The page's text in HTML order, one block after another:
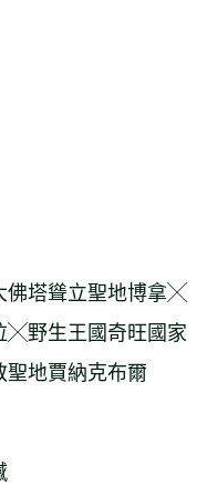
佛塔聳立聖地博拿╳
╳野生王國奇旺國家
地賈納克布爾